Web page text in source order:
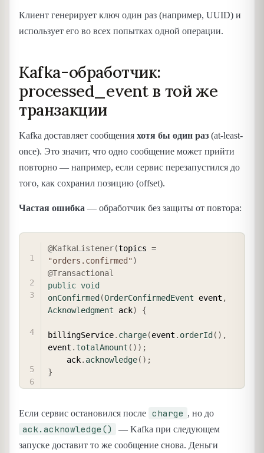
Клиент генерирует ключ один раз (например, UUID) и
использует его во всех попытках одной операции.
Kafka-обработчик:
processed_event в той же
транзакции
Kafka доставляет сообщения хотя бы один раз (at-least-
once). Это значит, что одно сообщение может прийти
повторно — например, если сервис перезапустился до
того, как сохранил позицию (offset).
Частая ошибка — обработчик без защиты от повтора:
@KafkaListener(topics =
"orders.confirmed")
@Transactional
public void
onConfirmed (OrderConfirmedEvent event ,
Acknowledgment ack) {
billingService. charge(event . orderId ( ) ,
event .totalAmount ( ) ) ;
    ack
. acknowledge( ) ;
}
Если сервис остановился после charge , но до
ack.acknowledge()
— Kafka при следующем
запуске доставит то же сообщение снова. Деньги